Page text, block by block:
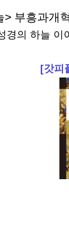
> 부흥과개
경의 하늘 이
[갓피